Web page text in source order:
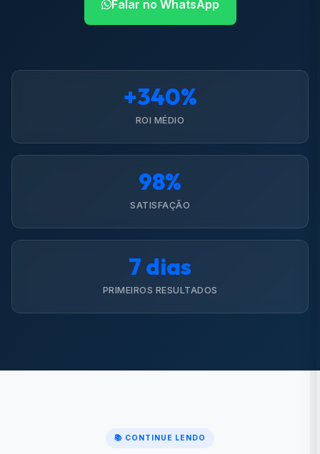
Falar no WhatsApp
+340%
ROI MÉDIO
98%
SATISFAÇÃO
7 dias
PRIMEIROS RESULTADOS
📚 CONTINUE LENDO